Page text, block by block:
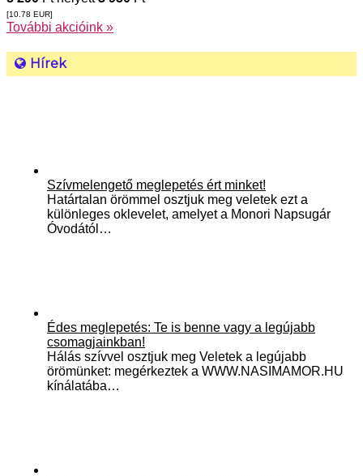
[10.78 EUR]
További akcióink »
Hírek
Szívmelengető meglepetés ért minket!
Határtalan örömmel osztjuk meg veletek ezt a
különleges oklevelet, amelyet a Monori Napsugár
Óvodától…
Édes meglepetés: Te is benne vagy a legújabb
csomagjainkban!
Hálás szívvel osztjuk meg Veletek a legújabb
örömünket: megérkeztek a WWW.NASIMAMOR.HU
kínálatába…